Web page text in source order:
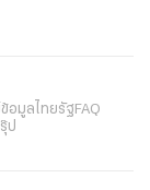
อมูลไทยรัฐFAQ
ป